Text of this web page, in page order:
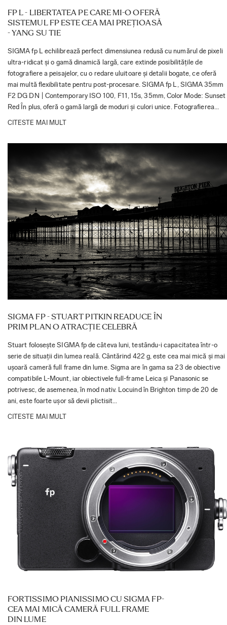
FP L - LIBERTATEA PE CARE MI-O OFERĂ
SISTEMUL FP ESTE CEA MAI PREȚIOASĂ
- YANG SU TIE
SIGMA fp L echilibrează perfect dimensiunea redusă cu numărul de pixeli
ultra-ridicat și o gamă dinamică largă, care extinde posibilitățile de
fotografiere a peisajelor, cu o redare uluitoare și detalii bogate, ce oferă
mai multă flexibilitate pentru post-procesare. SIGMA fp L, SIGMA 35mm
F2 DG DN | Contemporary ISO 100, F11, 15s, 35mm, Color Mode: Sunset
Red În plus, oferă o gamă largă de moduri și culori unice. Fotografierea...
CITESTE MAI MULT
SIGMA FP - STUART PITKIN READUCE ÎN
PRIM PLAN O ATRACȚIE CELEBRĂ
Stuart folosește SIGMA fp de câteva luni, testându-i capacitatea într-o
serie de situații din lumea reală. Cântărind 422 g, este cea mai mică și mai
ușoară cameră full frame din lume. Sigma are în gama sa 23 de obiective
compatibile L-Mount, iar obiectivele full-frame Leica și Panasonic se
potrivesc, de asemenea, în mod nativ. Locuind în Brighton timp de 20 de
ani, este foarte ușor să devii plictisit...
CITESTE MAI MULT
FORTISSIMO PIANISSIMO CU SIGMA FP-
CEA MAI MICĂ CAMERĂ FULL FRAME
DIN LUME